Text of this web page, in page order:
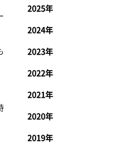
2025年
2024年
2023年
2022年
2021年
2020年
2019年